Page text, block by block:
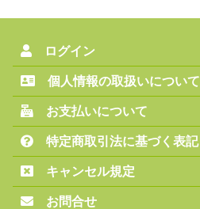
ログイン
個人情報の取扱いについて
お支払いについて
特定商取引法に基づく表記
キャンセル規定
お問合せ